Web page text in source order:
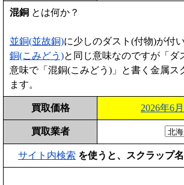
混銅 とは何か？
並銅(並故銅)に少しのダスト(付物)が付
銅(こみどう)と同じ意味なのですが「
意味で「混銅(こみどう)」と書く金属ス
ます。
買取価格 2026年6
買取業者
サイト内検索 を使うと、スクラップ